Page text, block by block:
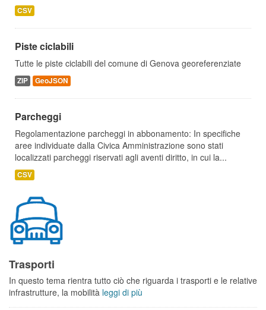
CSV
Piste ciclabili
Tutte le piste ciclabili del comune di Genova georeferenziate
ZIP GeoJSON
Parcheggi
Regolamentazione parcheggi in abbonamento: In specifiche
aree individuate dalla Civica Amministrazione sono stati
localizzati parcheggi riservati agli aventi diritto, in cui la...
CSV
Trasporti
In questo tema rientra tutto ciò che riguarda i trasporti e le relative
infrastrutture, la mobilità leggi di più